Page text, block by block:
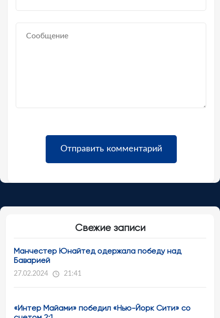
Свежие записи
Манчестер Юнайтед одержала победу над
Баварией
27.02.2024 21:41
«Интер Майами» победил «Нью-Йорк Сити» со